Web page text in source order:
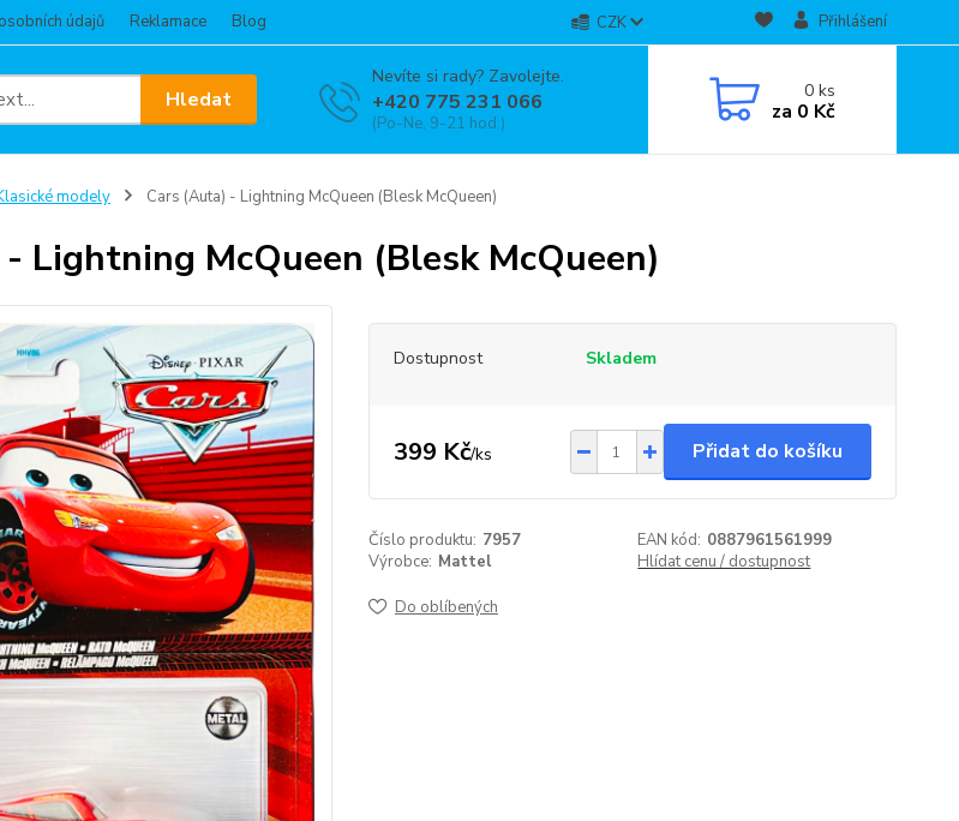
údajů Reklamace Blog CZK Přihlášení
Hledat
Nevíte si rady? Zavolejte.
+420 775 231 066
(Po-Ne, 9-21 hod.)
0ks
za 0 Kč
modely Cars (Auta) - Lightning McQueen (Blesk McQueen)
Lightning McQueen (Blesk McQueen)
Dostupnost Skladem
399 Kč/ks Přidat do košíku
Číslo produktu: 7957 EAN kód: 0887961561999
Výrobce: Mattel Hlídat cenu / dostupnost
Do oblíbených